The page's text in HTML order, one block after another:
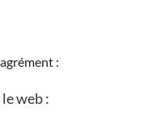
:
web :